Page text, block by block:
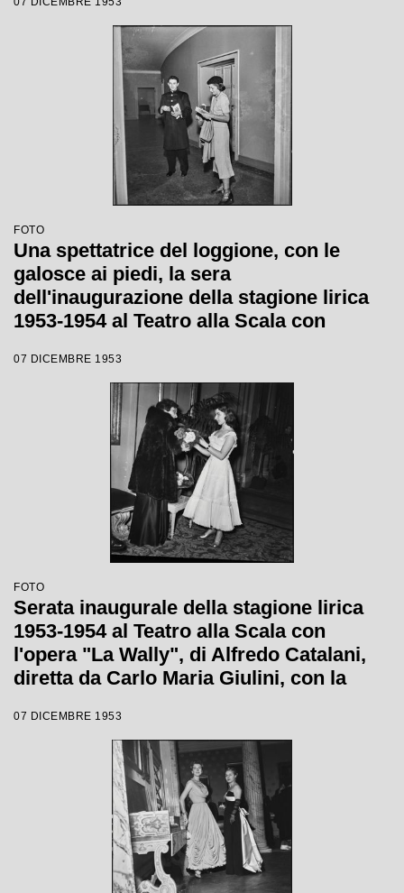
Catalani, diretta da Carlo Maria Giulini,
con la regia di Tatiana Pavlova
FOTO
Una spettatrice del loggione, con le
galosce ai piedi, la sera
dell'inaugurazione della stagione lirica
1953-1954 al Teatro alla Scala con
diretta da Carlo Maria Giulini
07 DICEMBRE 1953
FOTO
Serata inaugurale della stagione lirica
1953-1954 al Teatro alla Scala con
l'opera "La Wally", di Alfredo Catalani,
diretta da Carlo Maria Giulini, con la
07 DICEMBRE 1953